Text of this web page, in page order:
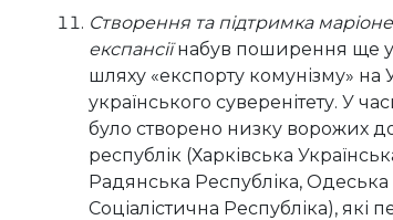
Створення та підтримка
експансіїнабув поширення ще у
шляху «експорту комунізму» на
українського суверенітету. У
було створено низку ворожих
республік (Харківська
Радянська Республіка,
Соціалістична Республіка), які